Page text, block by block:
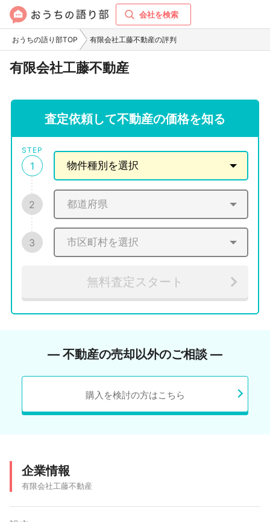
会社を検索
おうちの語り部TOP 有限会社工藤不動産の評判
有限会社工藤不動産
査定依頼して不動産の価格を知る
STEP
1
2
3
無料査定スタート
― 不動産の売却以外のご相談 ―
購入を検討の方はこちら
企業情報
有限会社工藤不動産